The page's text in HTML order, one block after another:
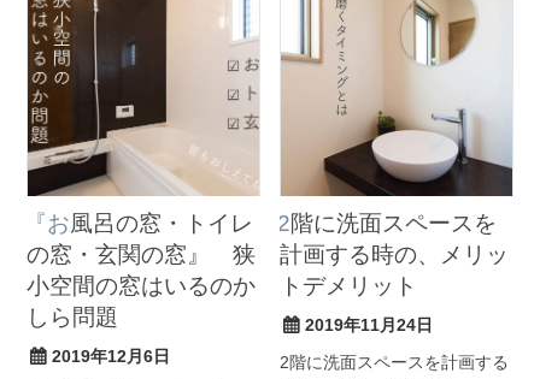
『お風呂の窓・トイレ
の窓・玄関の窓』 狭
小空間の窓はいるのか
しら問題
2019年12月6日
2階に洗面スペースを
計画する時の、メリッ
トデメリット
2019年11月24日
2階に洗面スペースを計画する